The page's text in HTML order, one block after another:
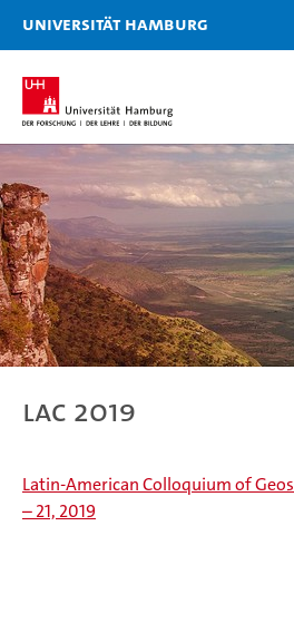
Universität Hamburg
LAC 2019
Latin-American Colloquium of
– 21, 2019